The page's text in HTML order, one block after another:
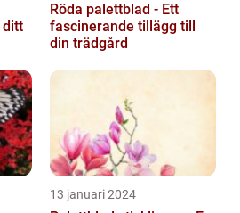
ditt
Röda palettblad - Ett
fascinerande tillägg till
din trädgård
13 januari 2024